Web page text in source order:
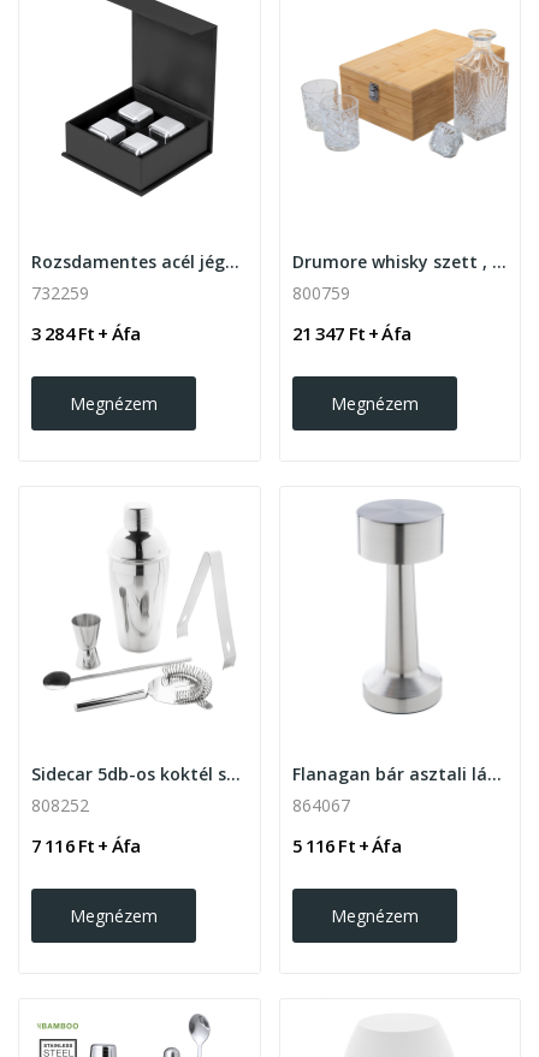
Rozsdamentes acél jégkocka szett 4 db
732259
3 284 Ft + Áfa
Megnézem
Drumore whisky szett , natúr
800759
21 347 Ft + Áfa
Megnézem
Sidecar 5db-os koktél szett , ezüst másolata
808252
7 116 Ft + Áfa
Megnézem
Flanagan bár asztali lámpa , ezüst
864067
5 116 Ft + Áfa
Megnézem